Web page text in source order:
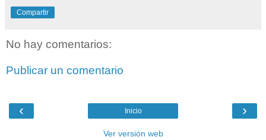
Compartir
No hay comentarios:
Publicar un comentario
‹ ›
Inicio
Ver versión web